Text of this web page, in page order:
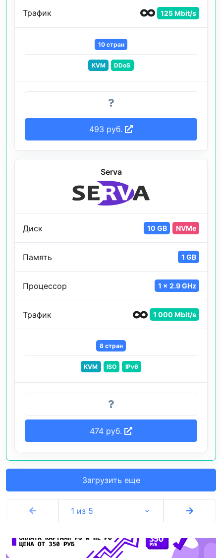
Трафик 125 Mbit/s
10 стран
KVM DDoS
493 руб.
Serva
Диск 10 GB NVMe
Память 1 GB
Процессор 1 x 2.9 GHz
Трафик 1 000 Mbit/s
8 стран
KVM ISO IPv6
474 руб.
Загрузить еще
1 из 5